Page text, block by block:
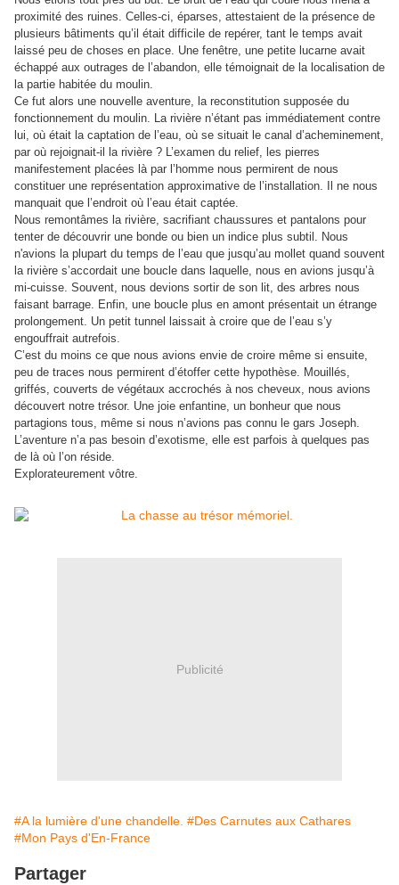
proximité des ruines. Celles-ci, éparses, attestaient de la présence de
plusieurs bâtiments qu’il était difficile de repérer, tant le temps avait
laissé peu de choses en place. Une fenêtre, une petite lucarne avait
échappé aux outrages de l’abandon, elle témoignait de la localisation de
la partie habitée du moulin.
Ce fut alors une nouvelle aventure, la reconstitution supposée du
fonctionnement du moulin. La rivière n’étant pas immédiatement contre
lui, où était la captation de l’eau, où se situait le canal d’acheminement,
par où rejoignait-il la rivière ? L’examen du relief, les pierres
manifestement placées là par l’homme nous permirent de nous
constituer une représentation approximative de l’installation. Il ne nous
manquait que l’endroit où l’eau était captée.
Nous remontâmes la rivière, sacrifiant chaussures et pantalons pour
tenter de découvrir une bonde ou bien un indice plus subtil. Nous
n'avions la plupart du temps de l’eau que jusqu’au mollet quand souvent
la rivière s’accordait une boucle dans laquelle, nous en avions jusqu’à
mi-cuisse. Souvent, nous devions sortir de son lit, des arbres nous
faisant barrage. Enfin, une boucle plus en amont présentait un étrange
prolongement. Un petit tunnel laissait à croire que de l’eau s’y
engouffrait autrefois.
C’est du moins ce que nous avions envie de croire même si ensuite,
peu de traces nous permirent d’étoffer cette hypothèse. Mouillés,
griffés, couverts de végétaux accrochés à nos cheveux, nous avions
découvert notre trésor. Une joie enfantine, un bonheur que nous
partagions tous, même si nous n’avions pas connu le gars Joseph.
L’aventure n’a pas besoin d’exotisme, elle est parfois à quelques pas
de là où l’on réside.
Explorateurement vôtre.
Publicité
#A la lumière d'une chandelle. #Des Carnutes aux Cathares
#Mon Pays d'En-France
Partager